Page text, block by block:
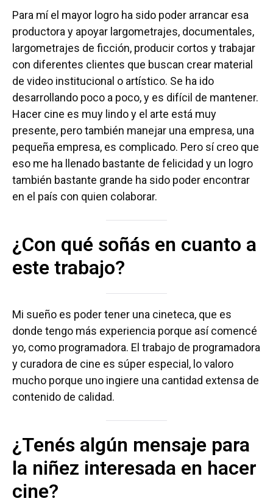
Para mí el mayor logro ha sido poder arrancar esa
productora y apoyar largometrajes, documentales,
largometrajes de ficción, producir cortos y trabajar
con diferentes clientes que buscan crear material
de video institucional o artístico. Se ha ido
desarrollando poco a poco, y es difícil de mantener.
Hacer cine es muy lindo y el arte está muy
presente, pero también manejar una empresa, una
pequeña empresa, es complicado. Pero sí creo que
eso me ha llenado bastante de felicidad y un logro
también bastante grande ha sido poder encontrar
en el país con quien colaborar.
¿Con qué soñás en cuanto a
este trabajo?
Mi sueño es poder tener una cineteca, que es
donde tengo más experiencia porque así comencé
yo, como programadora. El trabajo de programadora
y curadora de cine es súper especial, lo valoro
mucho porque uno ingiere una cantidad extensa de
contenido de calidad.
¿Tenés algún mensaje para
la niñez interesada en hacer
cine?